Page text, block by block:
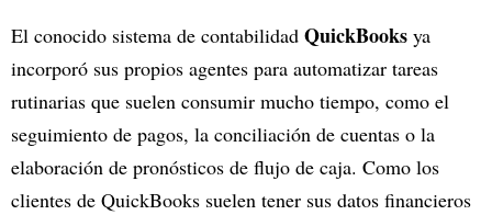
El conocido sistema de contabilidad QuickBooks ya
incorporó sus propios agentes para automatizar tareas
rutinarias que suelen consumir mucho tiempo, como el
seguimiento de pagos, la conciliación de cuentas o la
elaboración de pronósticos de flujo de caja. Como los
clientes de QuickBooks suelen tener sus datos financieros